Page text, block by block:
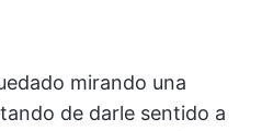
mirando una
de darle sentido a